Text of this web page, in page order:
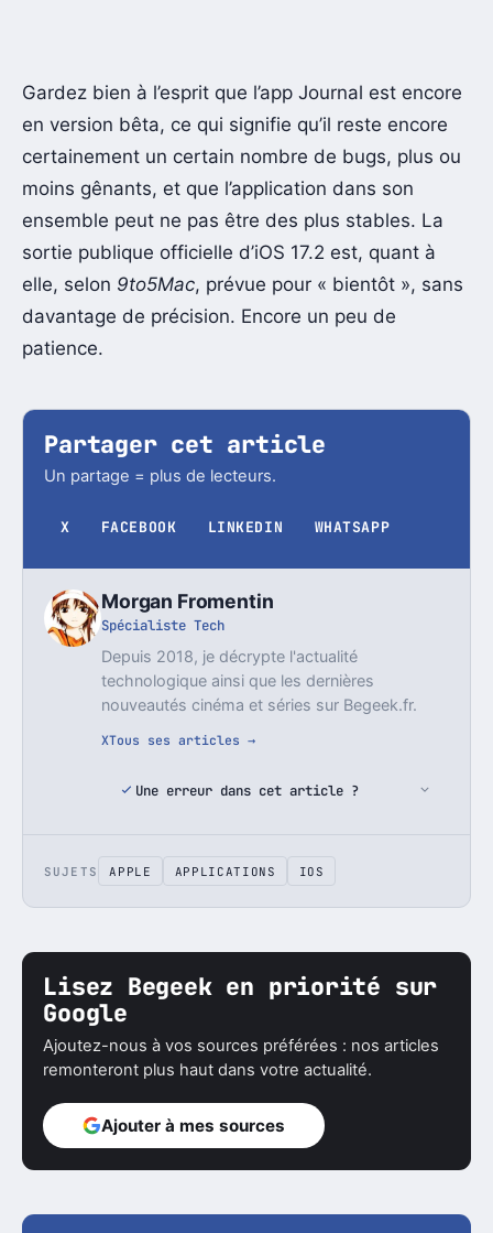
Gardez bien à l’esprit que l’app Journal est encore
en version bêta, ce qui signifie qu’il reste encore
certainement un certain nombre de bugs, plus ou
moins gênants, et que l’application dans son
ensemble peut ne pas être des plus stables. La
sortie publique officielle d’iOS 17.2 est, quant à
elle, selon 9to5Mac, prévue pour « bientôt », sans
davantage de précision. Encore un peu de
patience.
Partager cet article
Un partage = plus de lecteurs.
X FACEBOOK LINKEDIN WHATSAPP
Morgan Fromentin
Spécialiste Tech
Depuis 2018, je décrypte l'actualité
technologique ainsi que les dernières
nouveautés cinéma et séries sur Begeek.fr.
XTous ses articles →
Une erreur dans cet article ?
SUJETS APPLE APPLICATIONS IOS
Lisez Begeek en priorité sur
Google
Ajoutez-nous à vos sources préférées : nos articles
remonteront plus haut dans votre actualité.
Ajouter à mes sources